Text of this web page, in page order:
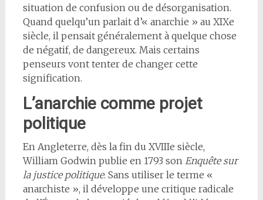
situation de confusion ou de désorganisation.
Quand quelqu’un parlait d’« anarchie » au XIXe
siècle, il pensait généralement à quelque chose
de négatif, de dangereux. Mais certains
penseurs vont tenter de changer cette
signification.
L’anarchie comme projet
politique
En Angleterre, dès la fin du XVIIIe siècle,
William Godwin publie en 1793 son Enquête sur
la justice politique. Sans utiliser le terme «
anarchiste », il développe une critique radicale